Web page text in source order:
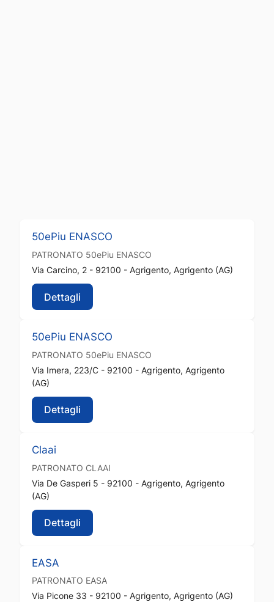
50ePiu ENASCO
PATRONATO 50ePiu ENASCO
Via Carcino, 2 - 92100 - Agrigento, Agrigento (AG)
Dettagli
50ePiu ENASCO
PATRONATO 50ePiu ENASCO
Via Imera, 223/C - 92100 - Agrigento, Agrigento
(AG)
Dettagli
Claai
PATRONATO CLAAI
Via De Gasperi 5 - 92100 - Agrigento, Agrigento
(AG)
Dettagli
EASA
PATRONATO EASA
Via Picone 33 - 92100 - Agrigento, Agrigento (AG)